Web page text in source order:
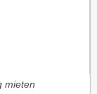
mieten